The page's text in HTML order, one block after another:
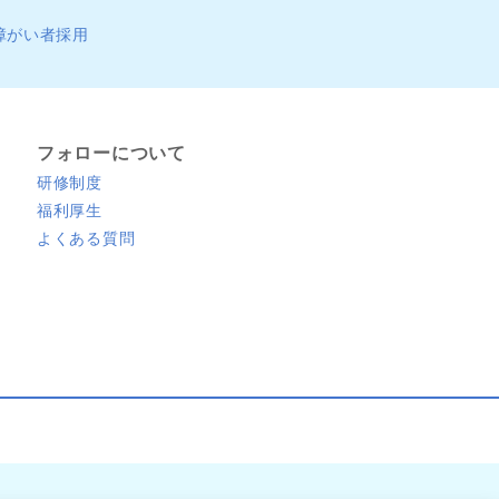
がい者採用
フォローについて
研修制度
福利厚生
よくある質問